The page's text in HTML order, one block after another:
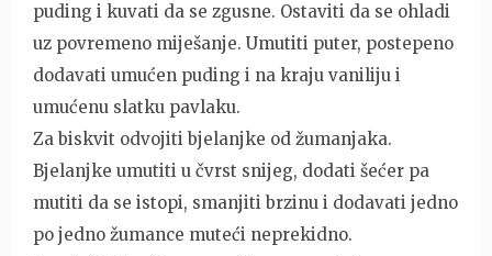
puding i kuvati da se zgusne. Ostaviti da se ohladi
uz povremeno miješanje. Umutiti puter, postepeno
dodavati umućen puding i na kraju vaniliju i
umućenu slatku pavlaku.
Za biskvit odvojiti bjelanjke od žumanjaka.
Bjelanjke umutiti u čvrst snijeg, dodati šećer pa
mutiti da se istopi, smanjiti brzinu i dodavati jedno
po jedno žumance muteći neprekidno.